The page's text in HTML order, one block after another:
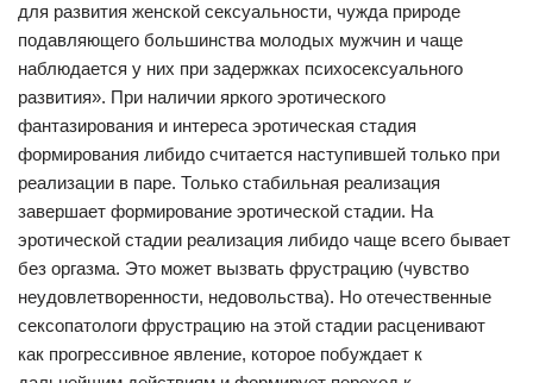
для развития женской сексуальности, чужда природе
подавляющего большинства молодых мужчин и чаще
наблюдается у них при задержках психосексуального
развития». При наличии яркого эротического
фантазирования и интереса эротическая стадия
формирования либидо считается наступившей только при
реализации в паре. Только стабильная реализация
завершает формирование эротической стадии. На
эротической стадии реализация либидо чаще всего бывает
без оргазма. Это может вызвать фрустрацию (чувство
неудовлетворенности, недовольства). Но отечественные
сексопатологи фрустрацию на этой стадии расценивают
как прогрессивное явление, которое побуждает к